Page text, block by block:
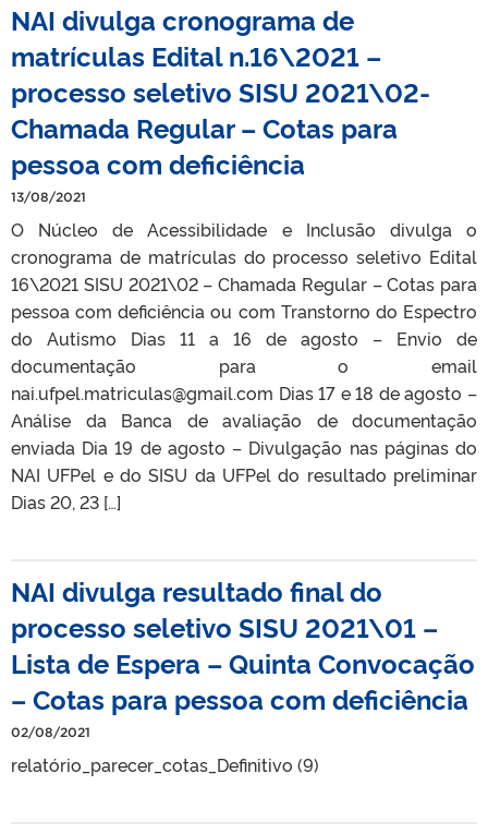
NAI divulga cronograma de
matrículas Edital n.16\2021 –
processo seletivo SISU 2021\02-
Chamada Regular – Cotas para
pessoa com deficiência
13/08/2021
O Núcleo de Acessibilidade e Inclusão divulga o
cronograma de matrículas do processo seletivo Edital
16\2021 SISU 2021\02 – Chamada Regular – Cotas para
pessoa com deficiência ou com Transtorno do Espectro
do Autismo Dias 11 a 16 de agosto – Envio de
documentação para o email
nai.ufpel.matriculas@gmail.com Dias 17 e 18 de agosto –
Análise da Banca de avaliação de documentação
enviada Dia 19 de agosto – Divulgação nas páginas do
NAI UFPel e do SISU da UFPel do resultado preliminar
Dias 20, 23 […]
NAI divulga resultado final do
processo seletivo SISU 2021\01 –
Lista de Espera – Quinta Convocação
– Cotas para pessoa com deficiência
02/08/2021
relatório_parecer_cotas_Definitivo (9)